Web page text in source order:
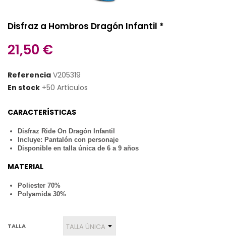
Disfraz a Hombros Dragón Infantil *
21,50 €
Referencia V205319
En stock +50 Artículos
CARACTERÍSTICAS
Disfraz Ride On Dragón Infantil
Incluye: Pantalón con personaje
Disponible en talla única de 6 a 9 años
MATERIAL
Poliester 70%
Polyamida 30%
TALLA